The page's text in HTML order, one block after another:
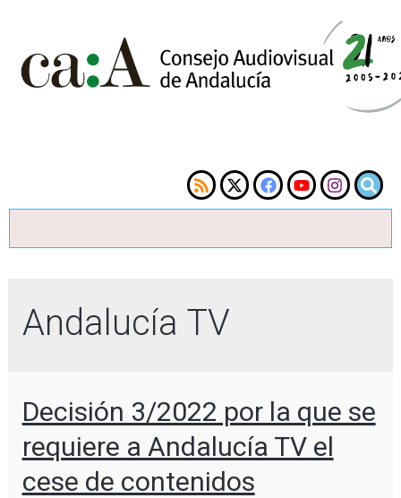
Andalucía TV
Decisión 3/2022 por la que se
requiere a Andalucía TV el
cese de contenidos